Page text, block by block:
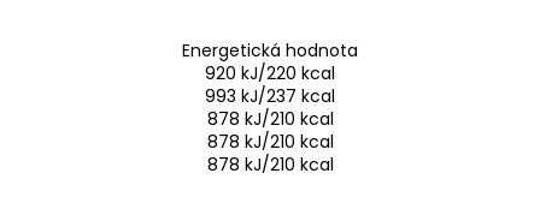
Energetická hodnota
920 kJ/220 kcal
993 kJ/237 kcal
878 kJ/210 kcal
878 kJ/210 kcal
878 kJ/210 kcal